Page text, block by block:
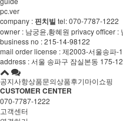
pc.ver
company : 핀치빌 tel:070-7787-1222
owner : 남궁윤,황혜원 privacy officer :
business no : 215-14-98122
mail order license : 제2003-서울송파-
address : 서울 송파구 잠실본동 175-
공지사항상품문의상품후기마이쇼핑
CUSTOMER CENTER
070-7787-1222
고객센터